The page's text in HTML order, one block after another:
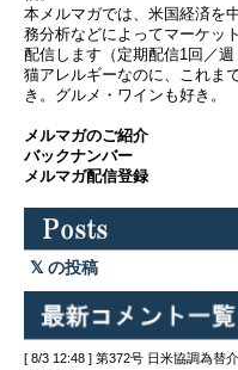
本メルマガでは、米国経済を
務分析などによってマーケッ
配信します（定期配信1回／週
猫アレルギーなのに、これま
き。グルメ・ワインも好き。
メルマガのご紹介
バックナンバー
メルマガ配信登録
の投稿
[ 8/3 12:48 ] 第372号 日米協調為替